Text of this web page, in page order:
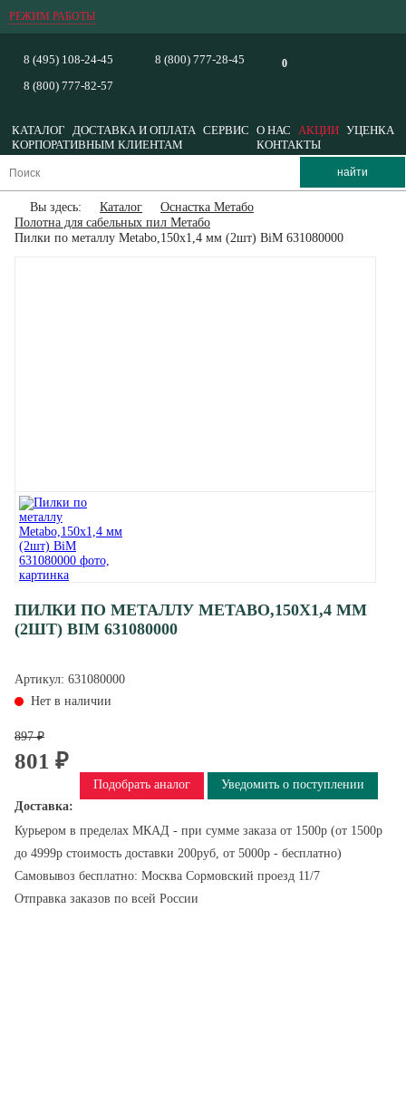
РЕЖИМ РАБОТЫ
0
8 (495) 108-24-45
8 (800) 777-82-57
8 (800) 777-28-45
КАТАЛОГ ДОСТАВКА И ОПЛАТА СЕРВИС О НАС АКЦИИ УЦЕНКА
КОРПОРАТИВНЫМ КЛИЕНТАМ
КОНТАКТЫ
Вы здесь: Каталог
Оснастка Метабо
Полотна для сабельных пил Метабо
Пилки по металлу Metabo,150х1,4 мм (2шт) BiM 631080000
ПИЛКИ ПО МЕТАЛЛУ METABO,150Х1,4 ММ
(2ШТ) BIM 631080000
Артикул: 631080000
Нет в наличии
897 ₽
801 ₽
Подобрать аналог
Уведомить о поступлении
Доставка:
Курьером в пределах МКАД - при сумме заказа от 1500р (от 1500р
до 4999р стоимость доставки 200руб, от 5000р - бесплатно)
Самовывоз бесплатно: Москва Сормовский проезд 11/7
Отправка заказов по всей России